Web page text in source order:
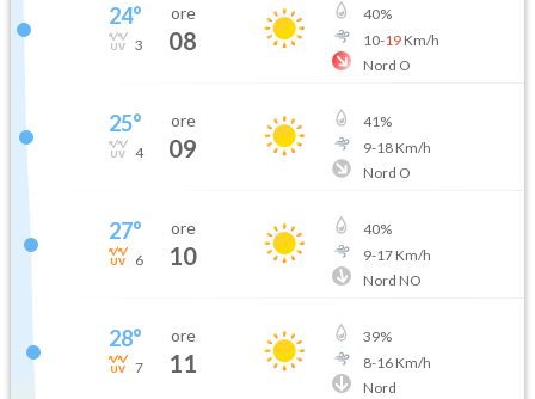
24°
3
ore
08
40%
10-19Km/h
Nord O
25°
4
ore
09
41%
9-18Km/h
Nord O
27°
6
ore
10
40%
9-17Km/h
Nord NO
28°
7
ore
11
39%
8-16Km/h
Nord